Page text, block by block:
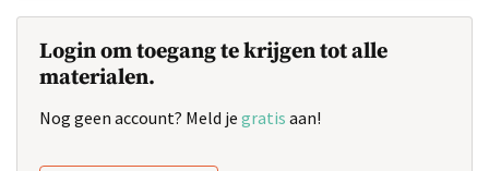
Login om toegang te krijgen tot alle
materialen.
Nog geen account? Meld je gratis aan!